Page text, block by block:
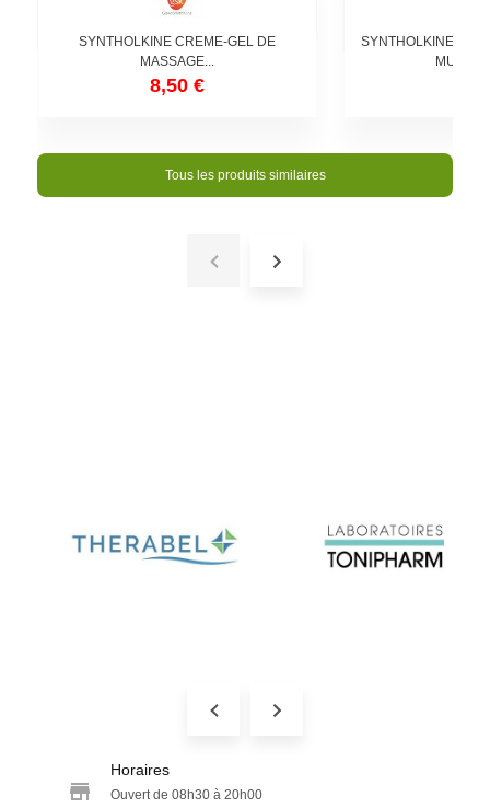
SYNTHOLKINE CREME-GEL DE
MASSAGE...
8,50 €
SYNTHOLKINE
Tous les produits similaires
Horaires
Ouvert de 08h30 à 20h00